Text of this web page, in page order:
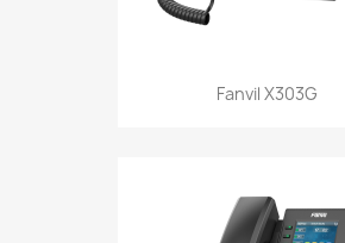
Fanvil X303G